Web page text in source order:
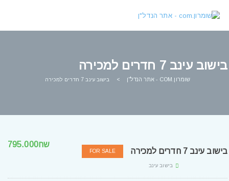
בישוב עינב 7 חדרים למכירה
שומרון.COM - אתר הנדל"ן > בישוב עינב 7 חדרים למכירה
בישוב עינב 7 חדרים למכירה FOR SALE
שח795.000
בישוב עינב